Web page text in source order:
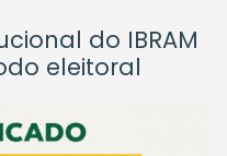
do IBRAM
eleitoral